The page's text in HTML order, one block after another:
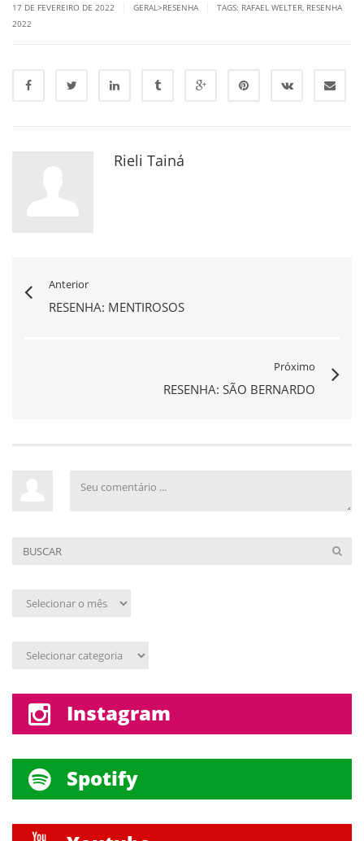
17 DE FEVEREIRO DE 2022 GERAL>RESENHA TAGS: RAFAEL WELTER RESENHA
2022
Rieli Tainá
Anterior
RESENHA: MENTIROSOS
Próximo
RESENHA: SÃO BERNARDO
Arquivo
Assunto
Instagram
Spotify